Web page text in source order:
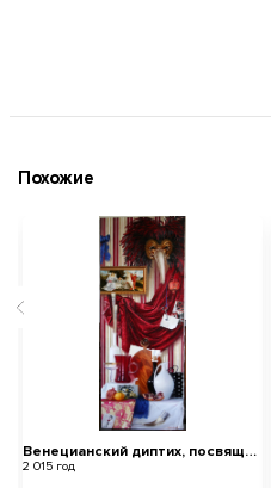
Похожие
Венецианский диптих, посвящается Тициану
2 015 год